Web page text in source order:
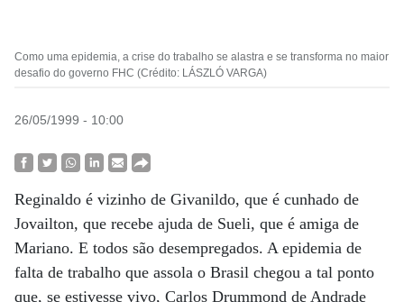
Como uma epidemia, a crise do trabalho se alastra e se transforma no maior
desafio do governo FHC (Crédito: LÁSZLÓ VARGA)
26/05/1999 - 10:00
Reginaldo é vizinho de Givanildo, que é cunhado de
Jovailton, que recebe ajuda de Sueli, que é amiga de
Mariano. E todos são desempregados. A epidemia de
falta de trabalho que assola o Brasil chegou a tal ponto
que, se estivesse vivo, Carlos Drummond de Andrade